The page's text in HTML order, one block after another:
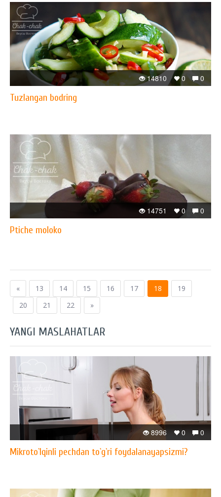
0
0
14810
Tuzlangan bodring
0
0
14751
Ptiche moloko
« 13 14 15 16 17 18
19
20
21 22 »
YANGI MASLAHATLAR
0
0
8996
Mikroto`lqinli pechdan to`g`ri foydalanayapsizmi?